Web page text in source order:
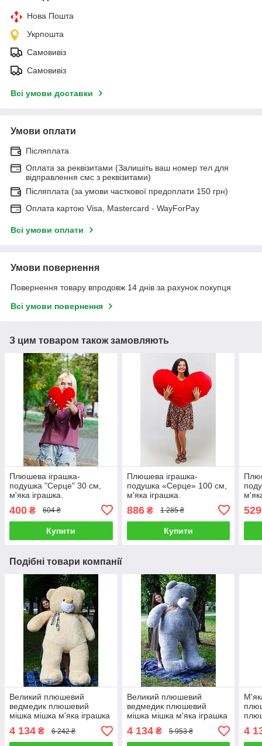
Нова Пошта
Укрпошта
Самовивіз
Самовивіз
Всі умови доставки
Умови оплати
Післяплата
Оплата за реквізитами (Залишіть ваш номер тел для
відправлення смс з реквізитами)
Післяплата (за умови часткової предоплати 150 грн)
Оплата картою Visa, Mastercard - WayForPay
Всі умови оплати
Умови повернення
Повернення товару впродовж 14 днів за рахунок покупця
Всі умови повернення
З цим товаром також замовляють
Плюшева іграшка-
подушка "Серце" 30 см,
м'яка іграшка.
400 ₴ 604 ₴
Купити
Плюшева іграшка-
подушка «Серце» 100 см,
м'яка іграшка.
886₴ 1 285 ₴
Купити
529
Подібні товари компанії
Великий плюшевий
ведмедик плюшевий
мішка мішка м'яка іграшка
Вєтлі 250 см Персик
4 134 ₴ 6 242 ₴
Великий плюшевий
ведмедик плюшевий
мішка мішка м'яка іграшка
Вєтлі 250 см Сірий
4 134₴ 5 953 ₴ 4